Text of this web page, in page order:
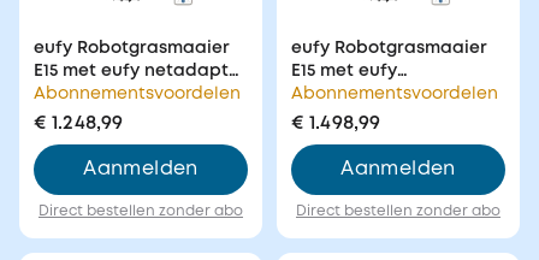
eufy Robotgrasmaaier
E15 met eufy netadapter
voor robotmaaier
Abonnementsvoordelen
€ 1.248,99
Aanmelden
Direct bestellen zonder abo
eufy Robotgrasmaaier
E15 met eufy
laadstation-combinatie
voor robotmaaier
Abonnementsvoordelen
€ 1.498,99
Aanmelden
Direct bestellen zonder abo